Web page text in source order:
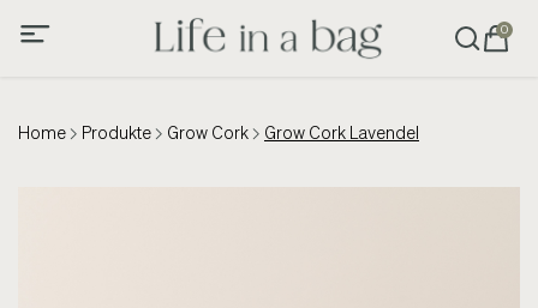
0
Home Produkte Grow Cork Grow Cork Lavendel